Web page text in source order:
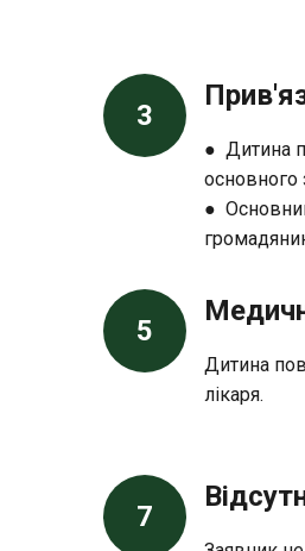
3
● Дитина
основного
●
5
Дитина
лікаря.
7